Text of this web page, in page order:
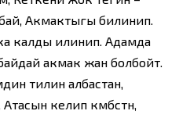
Акмактыгы билинип.
калды илинип. Адамда
акмак жан болбойт.
тилин албастан,
Атасын келип көмбөстөн,